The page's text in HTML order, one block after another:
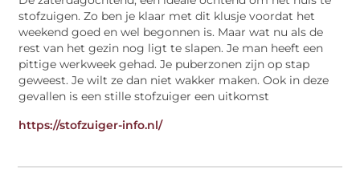
stofzuigen. Zo ben je klaar met dit klusje voordat het
weekend goed en wel begonnen is. Maar wat nu als de
rest van het gezin nog ligt te slapen. Je man heeft een
pittige werkweek gehad. Je puberzonen zijn op stap
geweest. Je wilt ze dan niet wakker maken. Ook in deze
gevallen is een stille stofzuiger een uitkomst
https://stofzuiger-info.nl/